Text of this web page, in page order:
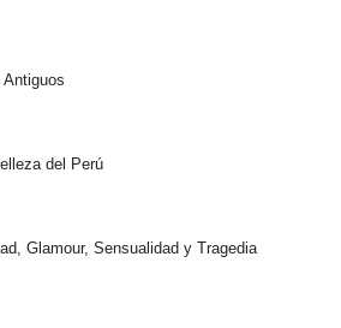
Antiguos
del Perú
Glamour, Sensualidad y Tragedia